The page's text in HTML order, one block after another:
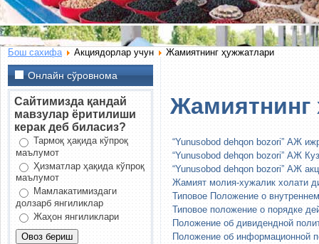
Бош сахифа Акциядорлар учун Жамиятнинг ҳужжатлари
Онлайн сўровнома
Сайтимизда қандай
мавзулар ёритилиши
керак деб биласиз?
Тармоқ ҳақида кўпроқ
маълумот
Ҳизматлар ҳақида кўпроқ
маълумот
Мамлакатимиздаги
долзарб янгиликлар
Жаҳон янгиликлари
Жамиятнинг
“Yunusobod dehqon bozori” АЖ
“Yunusobod dehqon bozori” АЖ
“Yunusobod dehqon bozori” АЖ
Жамият молия-хужалик холати
Типовое Положение о
Типовое положение о порядке
Положение об дивидендной
Положение об информационной